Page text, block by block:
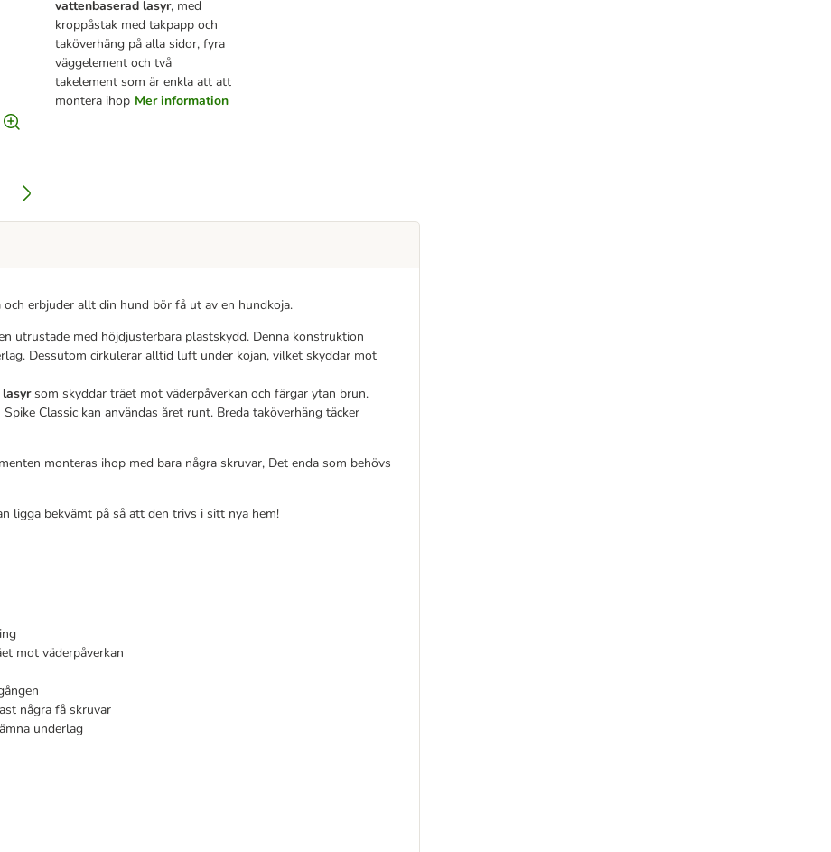
vattenbaserad lasyr, med
kroppåstak med takpapp och
taköverhäng på alla sidor, fyra
väggelement och två
takelement som är enkla att att
montera ihop Mer information
och erbjuder allt din hund bör få ut av en hundkoja.
utrustade med höjdjusterbara plastskydd. Denna konstruktion
Dessutom cirkulerar alltid luft under kojan, vilket skyddar mot
som skyddar träet mot väderpåverkan och färgar ytan brun.
Spike Classic kan användas året runt. Breda taköverhäng täcker
monteras ihop med bara några skruvar, Det enda som behövs
ligga bekvämt på så att den trivs i sitt nya hem!
mot väderpåverkan
några få skruvar
underlag